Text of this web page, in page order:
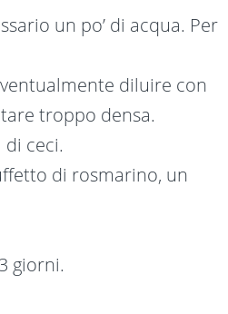
un po’ di acqua. Per
diluire con
troppo densa.
ceci.
di rosmarino, un
giorni.